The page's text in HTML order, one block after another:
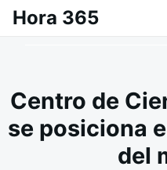
SaltarBuscar:
Hora 365
Centro de
se posiciona
del